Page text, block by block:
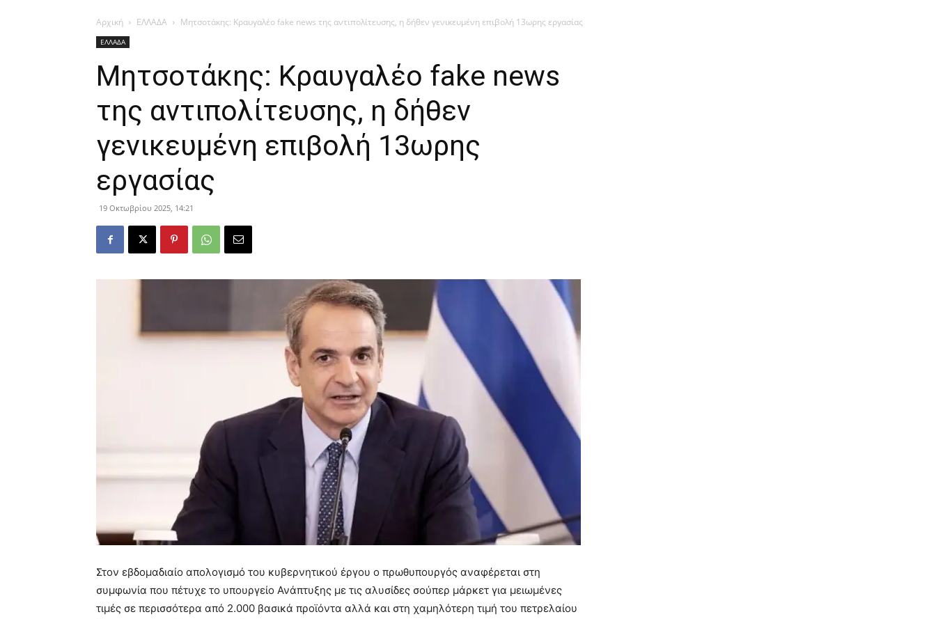
Αρχική ΕΛΛΑΔΑ Μητσοτάκης: Κραυγαλέο fake news της αντιπολίτευσης, η δήθεν γενικευμένη επιβολή 13ωρης εργασίας
ΕΛΛΑΔΑ
Μητσοτάκης: Κραυγαλέο fake news
της αντιπολίτευσης, η δήθεν
γενικευμένη επιβολή 13ωρης
εργασίας
19 Οκτωβρίου 2025, 14:21
Στον εβδομαδιαίο απολογισμό του κυβερνητικού έργου ο πρωθυπουργός αναφέρεται στη
συμφωνία που πέτυχε το υπουργείο Ανάπτυξης με τις αλυσίδες σούπερ μάρκετ για μειωμένες
τιμές σε περισσότερα από 2.000 βασικά προϊόντα αλλά και στη χαμηλότερη τιμή του πετρελαίου